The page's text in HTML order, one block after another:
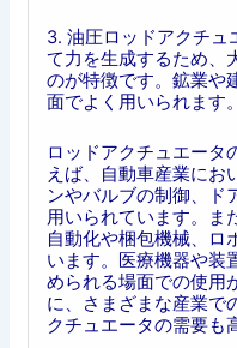
3. 油圧ロッドアクチュ
て力を生成するため、
のが特徴です。鉱業や
面でよく用いられます。
ロッドアクチュエータ
えば、自動車産業にお
ンやバルブの制御、ド
用いられています。ま
自動化や梱包機械、ロ
います。医療機器や装
められる場面での使用
に、さまざまな産業で
クチュエータの需要も